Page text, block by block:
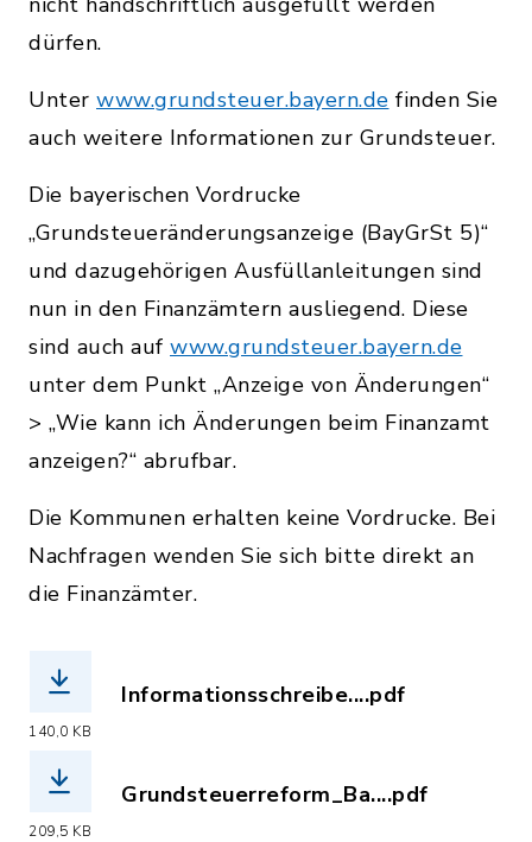
dürfen.
Unter www.grundsteuer.bayern.de finden Sie
auch weitere Informationen zur Grundsteuer.
Die bayerischen Vordrucke
„Grundsteueränderungsanzeige (BayGrSt 5)“
und dazugehörigen Ausfüllanleitungen sind
nun in den Finanzämtern ausliegend. Diese
sind auch auf www.grundsteuer.bayern.de
unter dem Punkt „Anzeige von Änderungen“
> „Wie kann ich Änderungen beim Finanzamt
anzeigen?“ abrufbar.
Die Kommunen erhalten keine Vordrucke. Bei
Nachfragen wenden Sie sich bitte direkt an
die Finanzämter.
140,0 KB
Informationsschreibe....pdf
209,5 KB
Grundsteuerreform_Ba....pdf